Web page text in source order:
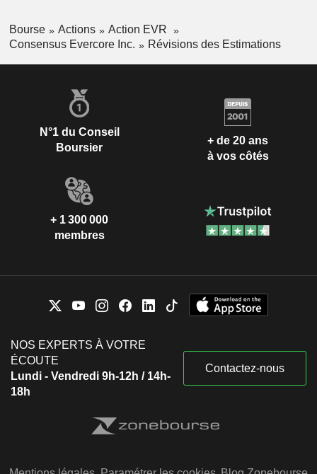
Bourse Actions
Action EVR
Consensus Evercore Inc.
Révisions des Estimations
N°1 du Conseil
Boursier
+ de 20 ans
à vos côtés
+ 1 300 000
membres
NOS EXPERTS À VOTRE
ÉCOUTE
Lundi - Vendredi 9h-12h / 14h-
18h
Contactez-nous